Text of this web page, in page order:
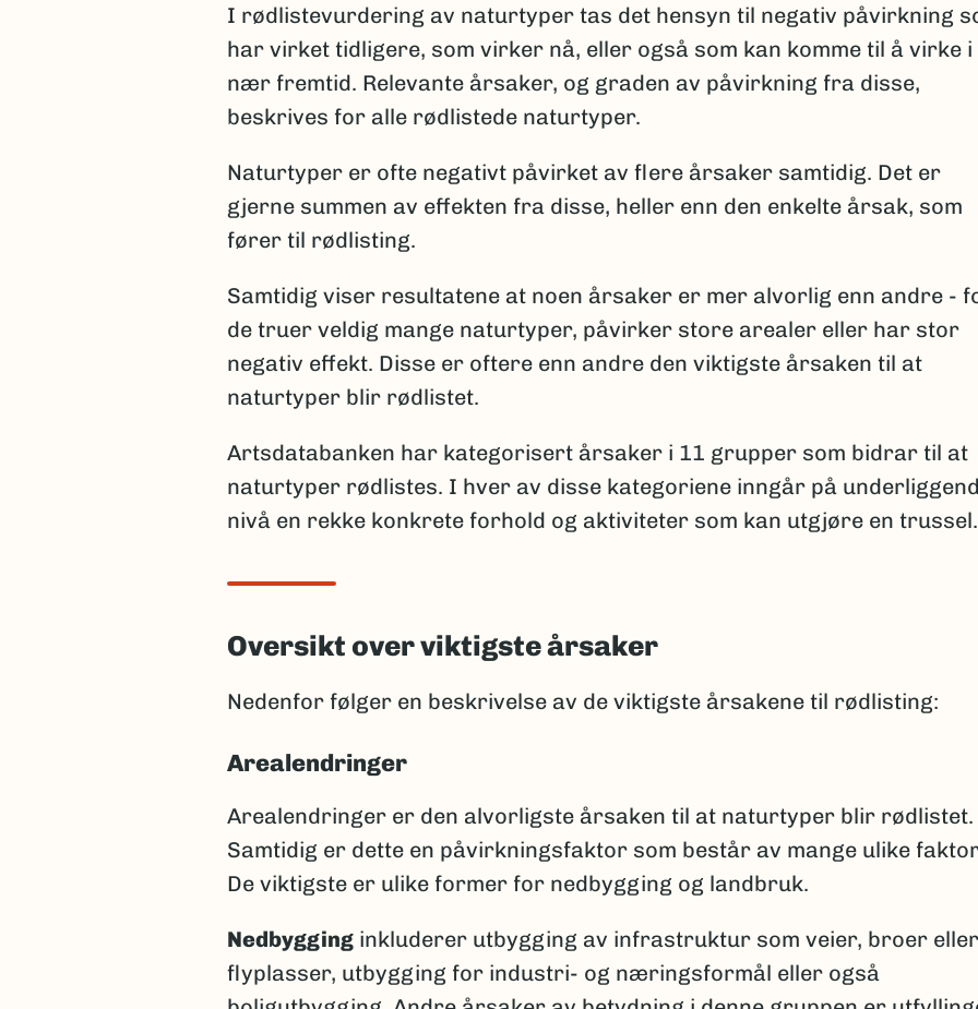
I rødlistevurdering av naturtyper tas det hensyn til negativ påvirkning
har virket tidligere, som virker nå, eller også som kan komme til å virke i
nær fremtid. Relevante årsaker, og graden av påvirkning fra disse,
beskrives for alle rødlistede naturtyper.
Naturtyper er ofte negativt påvirket av flere årsaker samtidig. Det er
gjerne summen av effekten fra disse, heller enn den enkelte årsak, som
fører til rødlisting.
Samtidig viser resultatene at noen årsaker er mer alvorlig enn andre -
de truer veldig mange naturtyper, påvirker store arealer eller har stor
negativ effekt. Disse er oftere enn andre den viktigste årsaken til at
naturtyper blir rødlistet.
Artsdatabanken har kategorisert årsaker i 11 grupper som bidrar til at
naturtyper rødlistes. I hver av disse kategoriene inngår på
nivå en rekke konkrete forhold og aktiviteter som kan utgjøre en trussel.
Oversikt over viktigste årsaker
Nedenfor følger en beskrivelse av de viktigste årsakene til rødlisting:
Arealendringer
Arealendringer er den alvorligste årsaken til at naturtyper blir rødlistet.
Samtidig er dette en påvirkningsfaktor som består av mange ulike
De viktigste er ulike former for nedbygging og landbruk.
Nedbygging inkluderer utbygging av infrastruktur som veier, broer eller
flyplasser, utbygging for industri- og næringsformål eller også